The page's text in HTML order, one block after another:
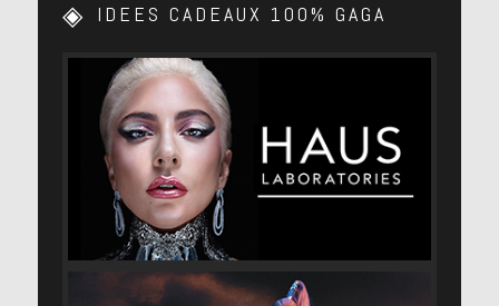
IDEES CADEAUX 100% GAGA